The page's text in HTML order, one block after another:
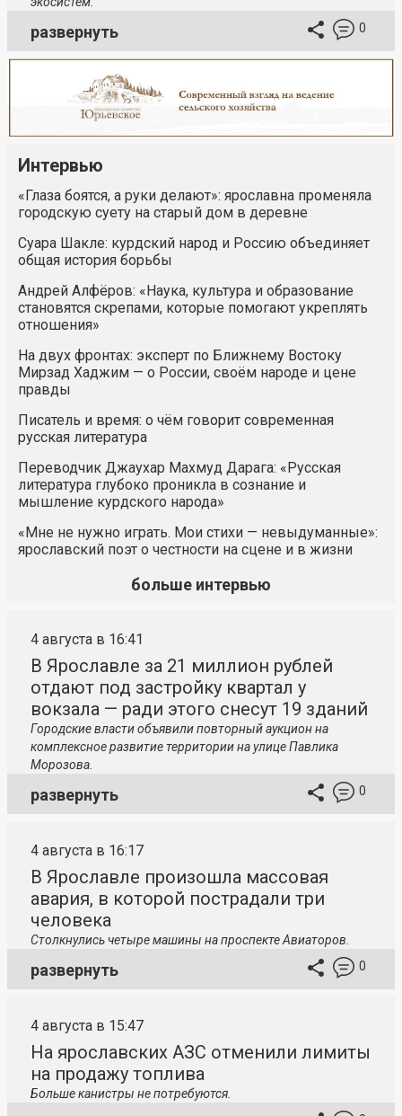
развернуть 0
Интервью
«Глаза боятся, а руки делают»: ярославна променяла
городскую суету на старый дом в деревне
Суара Шакле: курдский народ и Россию объединяет
общая история борьбы
Андрей Алфёров: «Наука, культура и образование
становятся скрепами, которые помогают укреплять
отношения»
На двух фронтах: эксперт по Ближнему Востоку
Мирзад Хаджим — о России, своём народе и цене
правды
Писатель и время: о чём говорит современная
русская литература
Переводчик Джаухар Махмуд Дарага: «Русская
литература глубоко проникла в сознание и
мышление курдского народа»
«Мне не нужно играть. Мои стихи — невыдуманные»:
ярославский поэт о честности на сцене и в жизни
больше интервью
4 августа в 16:41
В Ярославле за 21 миллион рублей
отдают под застройку квартал у
вокзала — ради этого снесут 19 зданий
Городские власти объявили повторный аукцион на
комплексное развитие территории на улице Павлика
Морозова.
развернуть 0
4 августа в 16:17
В Ярославле произошла массовая
авария, в которой пострадали три
человека
Столкнулись четыре машины на проспекте Авиаторов.
развернуть 0
4 августа в 15:47
На ярославских АЗС отменили лимиты
на продажу топлива
Больше канистры не потребуются.